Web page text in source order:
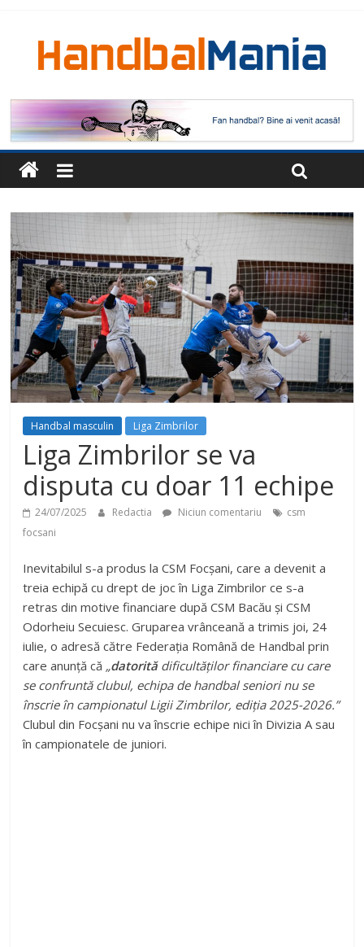
Handbal masculin Liga Zimbrilor
Liga Zimbrilor se va
disputa cu doar 11 echipe
24/07/2025 Redactia Niciun comentariu
csm
focsani
Inevitabilul s-a produs la CSM Focșani, care a devenit a
treia echipă cu drept de joc în Liga Zimbrilor ce s-a
retras din motive financiare după CSM Bacău și CSM
Odorheiu Secuiesc. Gruparea vrânceană a trimis joi, 24
iulie, o adresă către Federația Română de Handbal prin
care anunță că „datoritădificultăților financiare cu care
se confruntă clubul, echipa de handbal seniori nu se
înscrie în campionatul Ligii Zimbrilor, ediția 2025-2026.”
Clubul din Focșani nu va înscrie echipe nici în Divizia A sau
în campionatele de juniori.